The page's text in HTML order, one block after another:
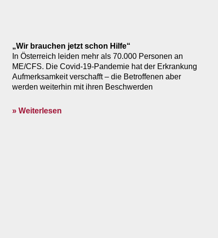
„Wir brauchen jetzt schon Hilfe“
In Österreich leiden mehr als 70.000 Personen an
ME/CFS. Die Covid-19-Pandemie hat der Erkrankung
Aufmerksamkeit verschafft – die Betroffenen aber
werden weiterhin mit ihren Beschwerden
» Weiterlesen